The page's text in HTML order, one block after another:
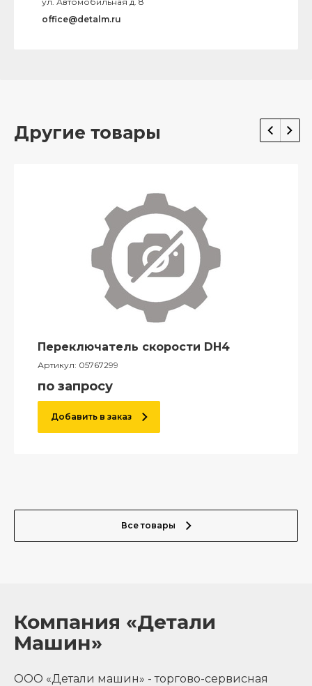
office@detalm.ru
Другие товары
Переключатель скорости DH4
Артикул: 05767299
по запросу
Добавить в заказ
Все товары
Компания «Детали
Машин»
ООО «Детали машин» - торгово-сервисная